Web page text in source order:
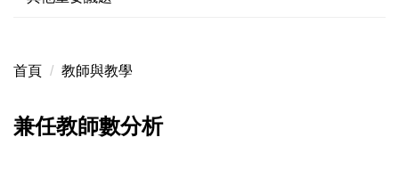
首頁 教師與教學
兼任教師數分析